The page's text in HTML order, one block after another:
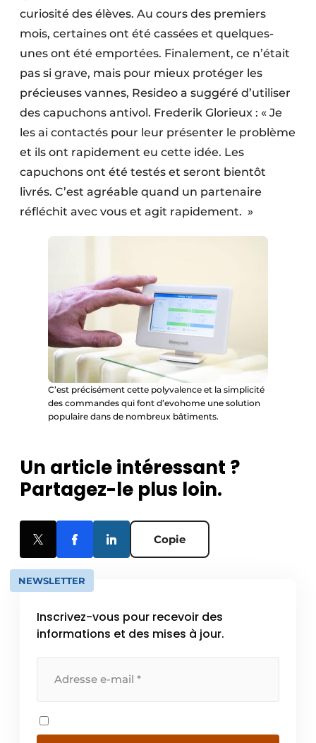
curiosité des élèves. Au cours des premiers
mois, certaines ont été cassées et quelques-
unes ont été emportées. Finalement, ce n’était
pas si grave, mais pour mieux protéger les
précieuses vannes, Resideo a suggéré d’utiliser
des capuchons antivol. Frederik Glorieux : « Je
les ai contactés pour leur présenter le problème
et ils ont rapidement eu cette idée. Les
capuchons ont été testés et seront bientôt
livrés. C’est agréable quand un partenaire
réfléchit avec vous et agit rapidement. »
C’est précisément cette polyvalence et la simplicité
des commandes qui font d’evohome une solution
populaire dans de nombreux bâtiments.
Un article intéressant ?
Partagez-le plus loin.
Copie
NEWSLETTER
Inscrivez-vous pour recevoir des
informations et des mises à jour.